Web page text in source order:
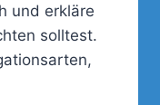
und erkläre
solltest.